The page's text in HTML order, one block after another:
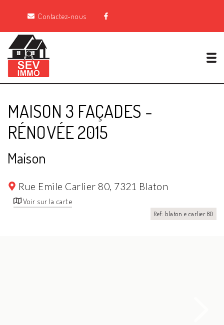
Contactez-nous
MAISON 3 FAÇADES -
RÉNOVÉE 2015
Maison
Rue Emile Carlier 80, 7321 Blaton
Voir sur la carte
Ref: blaton e carlier 80